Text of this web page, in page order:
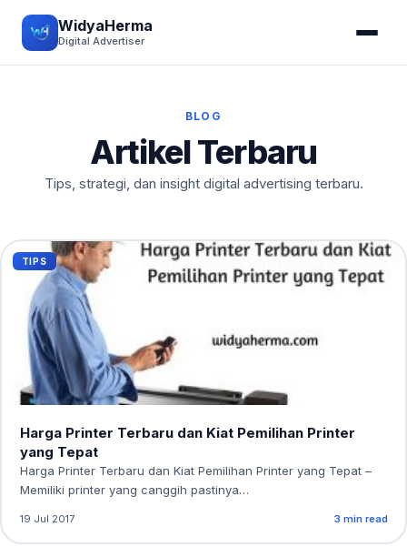
WidyaHerma
Digital Advertiser
BLOG
Artikel Terbaru
Tips, strategi, dan insight digital advertising terbaru.
TIPS
Harga Printer Terbaru dan Kiat Pemilihan Printer
yang Tepat
Harga Printer Terbaru dan Kiat Pemilihan Printer yang Tepat –
Memiliki printer yang canggih pastinya…
19 Jul 2017 3 min read